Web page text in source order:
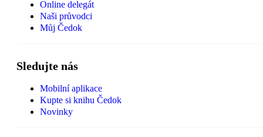
Online delegát
Naši průvodci
Můj Čedok
Sledujte nás
Mobilní aplikace
Kupte si knihu Čedok
Novinky